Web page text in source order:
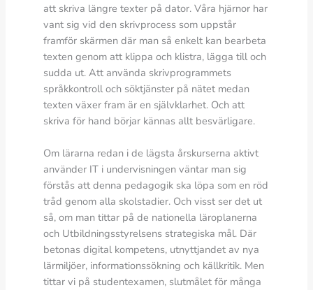
att skriva längre texter på dator. Våra hjärnor har
vant sig vid den skrivprocess som uppstår
framför skärmen där man så enkelt kan bearbeta
texten genom att klippa och klistra, lägga till och
sudda ut. Att använda skrivprogrammets
språkkontroll och söktjänster på nätet medan
texten växer fram är en självklarhet. Och att
skriva för hand börjar kännas allt besvärligare.
Om lärarna redan i de lägsta årskurserna aktivt
använder IT i undervisningen väntar man sig
förstås att denna pedagogik ska löpa som en röd
tråd genom alla skolstadier. Och visst ser det ut
så, om man tittar på de nationella läroplanerna
och Utbildningsstyrelsens strategiska mål. Där
betonas digital kompetens, utnyttjandet av nya
lärmiljöer, informationssökning och källkritik. Men
tittar vi på studentexamen, slutmålet för många